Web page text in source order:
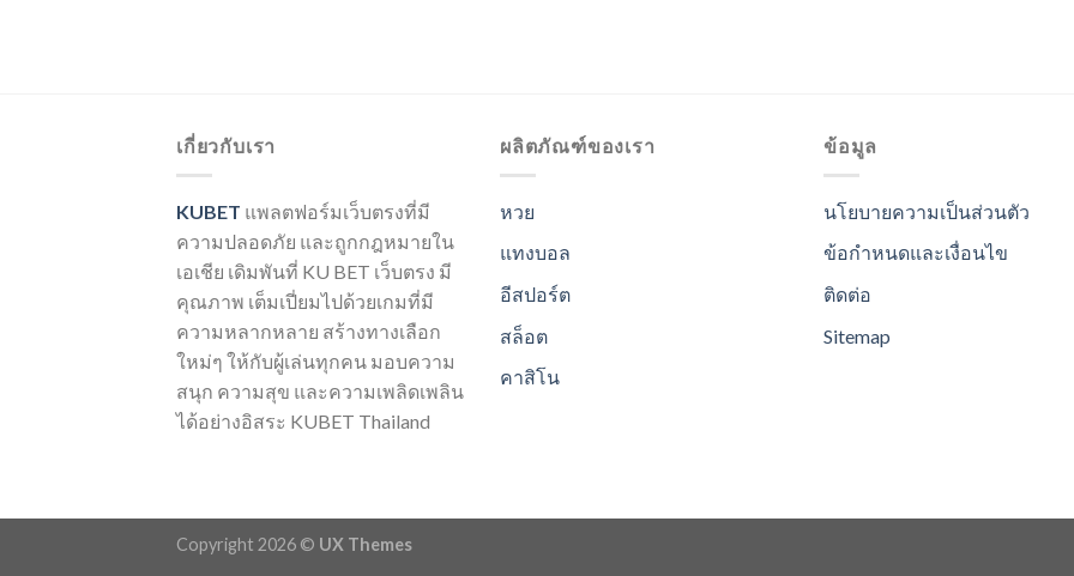
เกี่ยวกับเรา
KUBET แพลตฟอร์มเว็บตรงที่มี
ความปลอดภัย และถูกกฎหมายใน
เอเชีย เดิมพันที่ KU BET เว็บตรง มี
คุณภาพ เต็มเปี่ยมไปด้วยเกมที่มี
ความหลากหลาย สร้างทางเลือก
ใหม่ๆ ให้กับผู้เล่นทุกคน มอบความ
สนุก ความสุข และความเพลิดเพลิน
ได้อย่างอิสระ KUBET Thailand
ผลิตภัณฑ์ของเรา
หวย
แทงบอล
อีสปอร์ต
สล็อต
คาสิโน
ข้อมูล
นโยบายความเป็นส่วนตัว
ข้อกำหนดและเงื่อนไข
ติดต่อ
Sitemap
Copyright 2026 © UX Themes